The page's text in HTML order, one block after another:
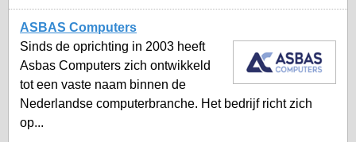
ASBAS Computers
Sinds de oprichting in 2003 heeft
Asbas Computers zich ontwikkeld
tot een vaste naam binnen de
Nederlandse computerbranche. Het bedrijf richt zich
op...